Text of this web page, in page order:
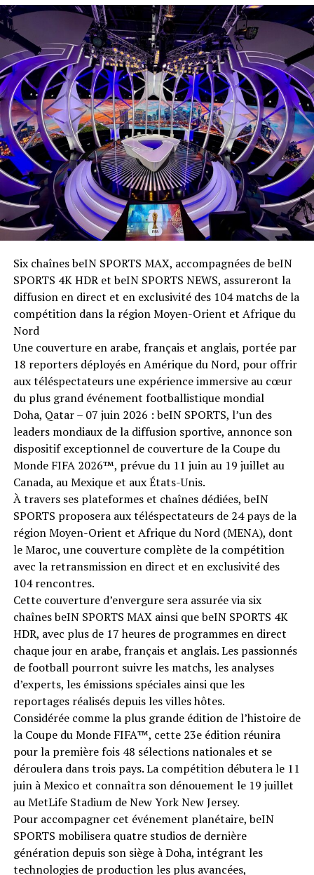
Six chaînes beIN SPORTS MAX, accompagnées de beIN
SPORTS 4K HDR et beIN SPORTS NEWS, assureront la
diffusion en direct et en exclusivité des 104 matchs de la
compétition dans la région Moyen-Orient et Afrique du
Nord
Une couverture en arabe, français et anglais, portée par
18 reporters déployés en Amérique du Nord, pour offrir
aux téléspectateurs une expérience immersive au cœur
du plus grand événement footballistique mondial
Doha, Qatar – 07 juin 2026 : beIN SPORTS, l’un des
leaders mondiaux de la diffusion sportive, annonce son
dispositif exceptionnel de couverture de la Coupe du
Monde FIFA 2026™️, prévue du 11 juin au 19 juillet au
Canada, au Mexique et aux États-Unis.
À travers ses plateformes et chaînes dédiées, beIN
SPORTS proposera aux téléspectateurs de 24 pays de la
région Moyen-Orient et Afrique du Nord (MENA), dont
le Maroc, une couverture complète de la compétition
avec la retransmission en direct et en exclusivité des
104 rencontres.
Cette couverture d’envergure sera assurée via six
chaînes beIN SPORTS MAX ainsi que beIN SPORTS 4K
HDR, avec plus de 17 heures de programmes en direct
chaque jour en arabe, français et anglais. Les passionnés
de football pourront suivre les matchs, les analyses
d’experts, les émissions spéciales ainsi que les
reportages réalisés depuis les villes hôtes.
Considérée comme la plus grande édition de l’histoire de
la Coupe du Monde FIFA™️, cette 23e édition réunira
pour la première fois 48 sélections nationales et se
déroulera dans trois pays. La compétition débutera le 11
juin à Mexico et connaîtra son dénouement le 19 juillet
au MetLife Stadium de New York New Jersey.
Pour accompagner cet événement planétaire, beIN
SPORTS mobilisera quatre studios de dernière
génération depuis son siège à Doha, intégrant les
technologies de production les plus avancées,